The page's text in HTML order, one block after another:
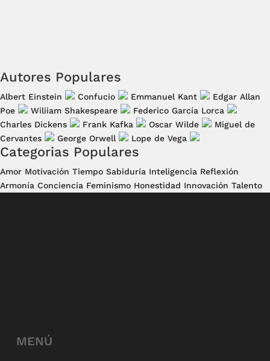
Autores Populares
Albert Einstein Confucio Emmanuel Kant
Edgar Allan
Poe
Wiliiam Shakespeare
Federico García Lorca
Charles Dickens
Frank Kafka Oscar Wilde
Miguel de
Cervantes
George Orwell Lope de Vega
Categorias Populares
Amor Motivación Tiempo Sabiduría Inteligencia Reflexión
Armonía Conciencia Feminismo Honestidad Innovación Talento
MENÚ